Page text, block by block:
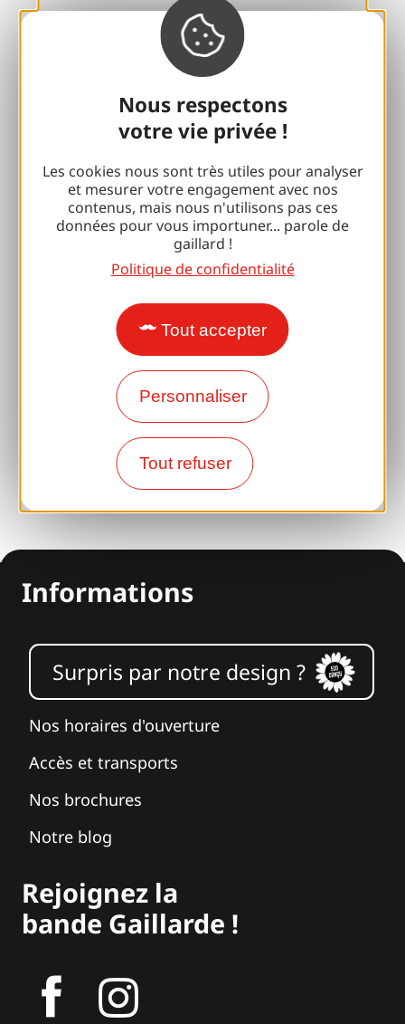
Nous respectons
votre vie privée !
Les cookies nous sont très utiles pour analyser
et mesurer votre engagement avec nos
contenus, mais nous n'utilisons pas ces
données pour vous importuner... parole de
gaillard !
Politique de confidentialité
Tout accepter
Personnaliser
Tout refuser
Voyager responsable
Retrouvailles et cousinades
Avec mon chien
Toutes les idées séjours
Espace Pro
Accueil de Groupes
Séjours sportifs
Club 100 % Gaillard
Brive 100 % Evénement
Photothèque
Espace presse
Informations
Surpris par notre design ?
Nos horaires d'ouverture
Accès et transports
Nos brochures
Notre blog
Rejoignez la
bande Gaillarde !